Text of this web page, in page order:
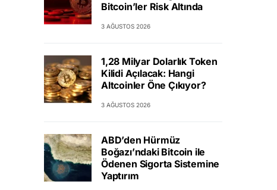
Bitcoin’ler Risk Altında
3 AĞUSTOS 2026
1,28 Milyar Dolarlık Token
Kilidi Açılacak: Hangi
Altcoinler Öne Çıkıyor?
3 AĞUSTOS 2026
ABD’den Hürmüz
Boğazı’ndaki Bitcoin ile
Ödenen Sigorta Sistemine
Yaptırım